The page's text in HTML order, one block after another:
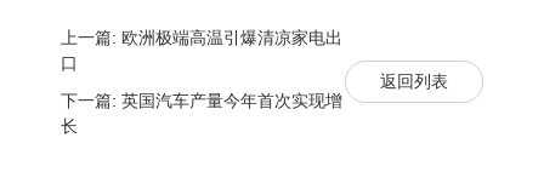
上一篇: 欧洲极端高温引爆清凉家电出
口
下一篇: 英国汽车产量今年首次实现增
长
返回列表